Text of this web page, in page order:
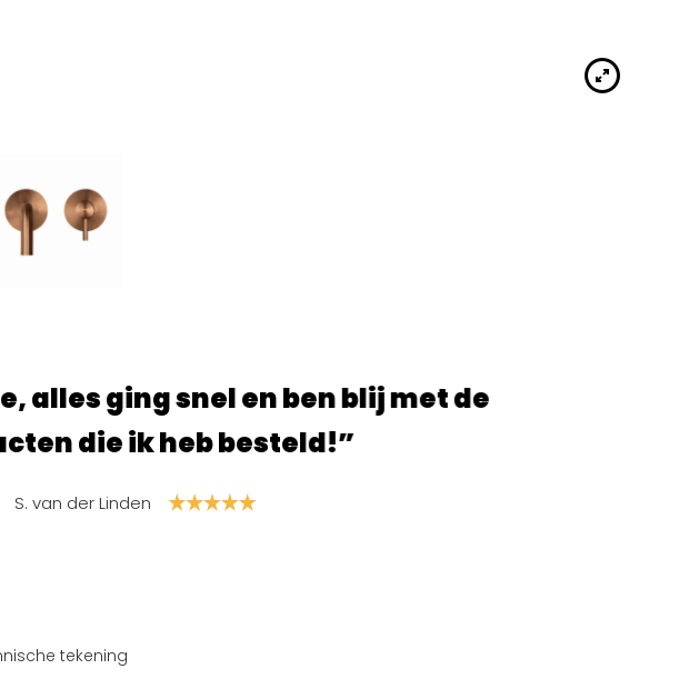
tekening
alles ging snel en ben blij met de
die ik heb besteld!”
S. van der Linden